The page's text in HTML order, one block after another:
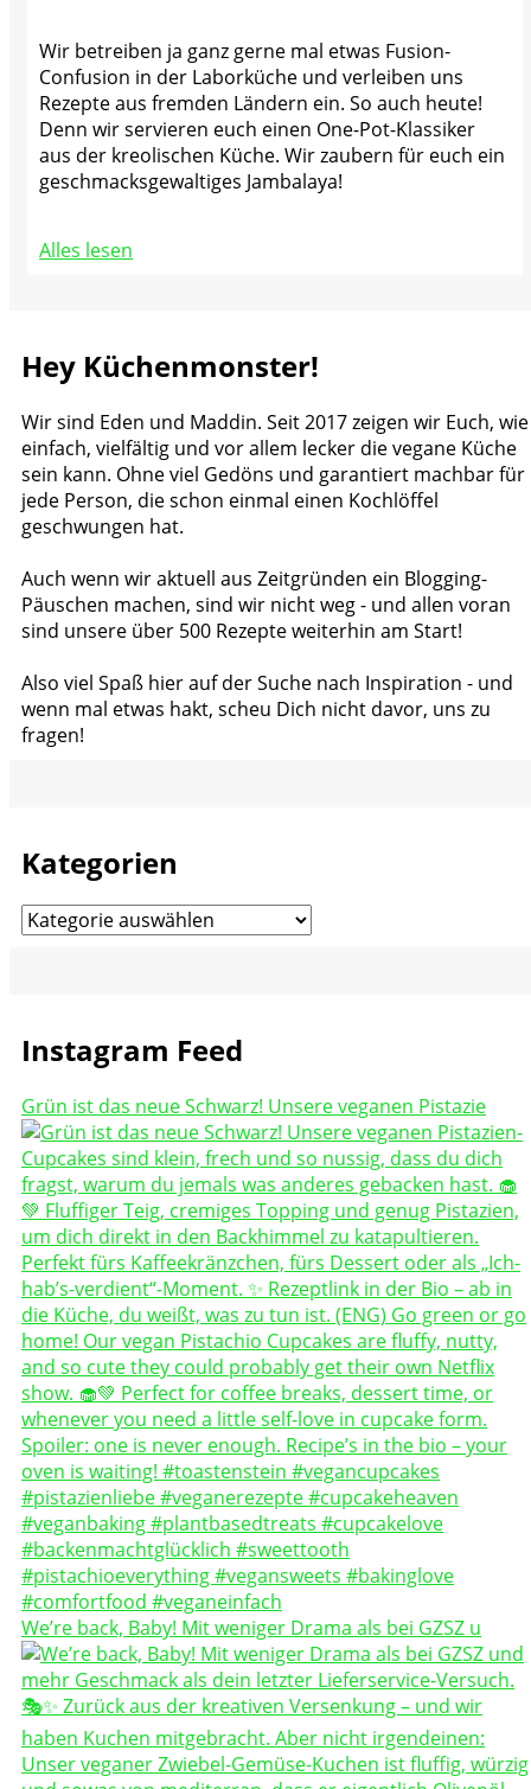
Wir betreiben ja ganz gerne mal etwas Fusion-
Confusion in der Laborküche und verleiben uns
Rezepte aus fremden Ländern ein. So auch heute!
Denn wir servieren euch einen One-Pot-Klassiker
aus der kreolischen Küche. Wir zaubern für euch ein
geschmacksgewaltiges Jambalaya!
Alles lesen
Hey Küchenmonster!
Wir sind Eden und Maddin. Seit 2017 zeigen wir Euch, wie
einfach, vielfältig und vor allem lecker die vegane Küche
sein kann. Ohne viel Gedöns und garantiert machbar für
jede Person, die schon einmal einen Kochlöffel
geschwungen hat.
Auch wenn wir aktuell aus Zeitgründen ein Blogging-
Päuschen machen, sind wir nicht weg - und allen voran
sind unsere über 500 Rezepte weiterhin am Start!
Also viel Spaß hier auf der Suche nach Inspiration - und
wenn mal etwas hakt, scheu Dich nicht davor, uns zu
fragen!
Kategorien
Kategorien
Instagram Feed
Grün ist das neue Schwarz! Unsere veganen Pistazie
We’re back, Baby! Mit weniger Drama als bei GZSZ u